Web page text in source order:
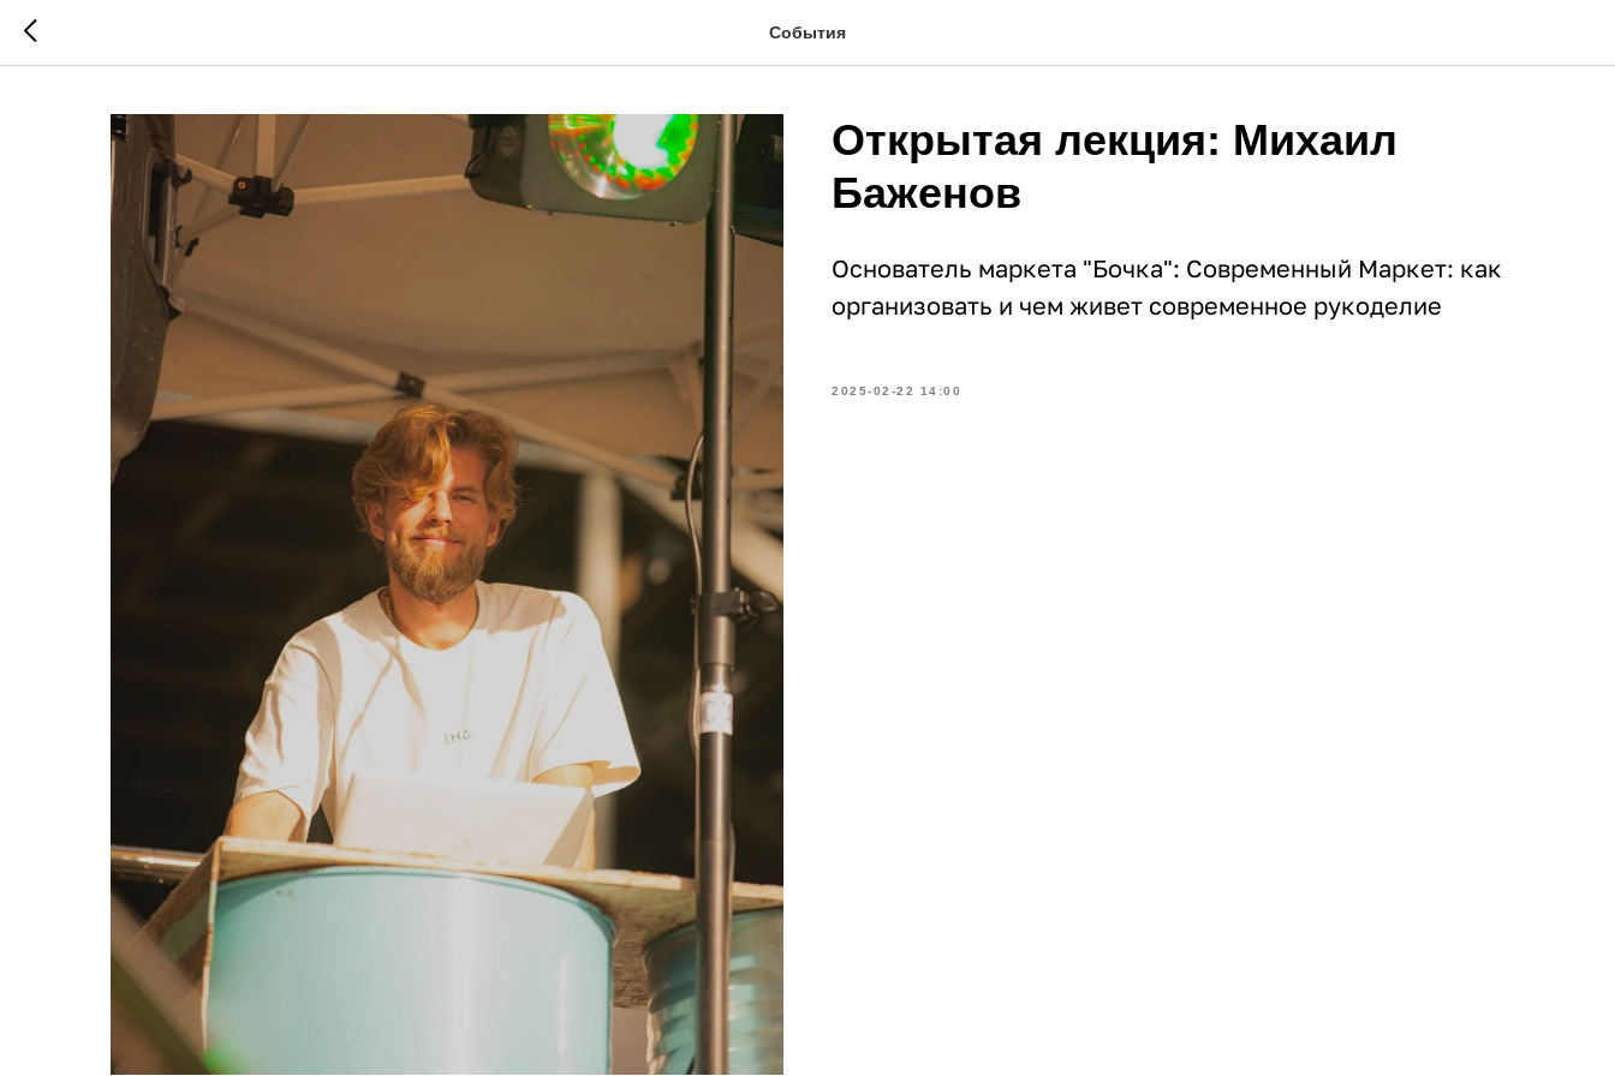
События
Открытая лекция: Михаил
Баженов
Основатель маркета "Бочка": Современный Маркет: как
организовать и чем живет современное рукоделие
2025-02-22 14:00